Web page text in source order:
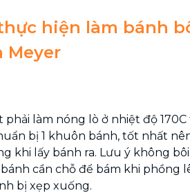
hiện làm bánh
Meyer
phải làm nóng lò ở nhiệt độ
bị 1 khuôn bánh, tốt nhất
khi lấy bánh ra. Lưu ý không
cần chỗ để bám khi phồng
bị xẹp xuống.